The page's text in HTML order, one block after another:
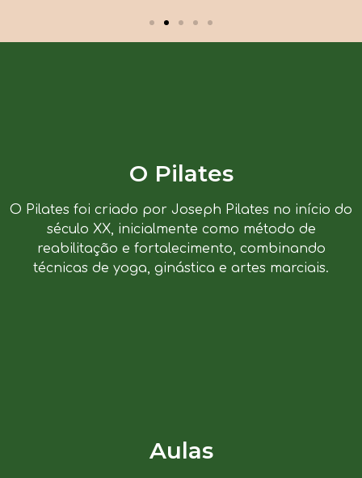
O Pilates
O Pilates foi criado por Joseph Pilates no início do
século XX, inicialmente como método de
reabilitação e fortalecimento, combinando
técnicas de yoga, ginástica e artes marciais.
Aulas